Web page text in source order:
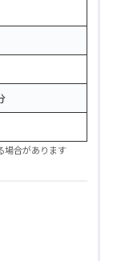
場合があります